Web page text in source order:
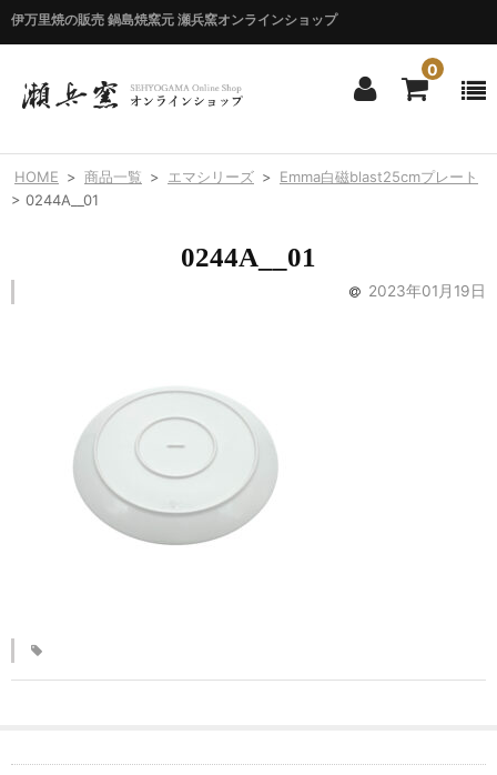
伊万里焼の販売 鍋島焼窯元 瀬兵窯オンラインショップ
0
ホーム
HOME
エマシリーズ
錦花唐草シリーズ
KINKAKARAKUSA
銀彩シリーズ
SILVER
HOME > 商品一覧 > エマシリーズ > Emma白磁blast25cmプレート
> 0244A__01
0244A__01
2023年01月19日